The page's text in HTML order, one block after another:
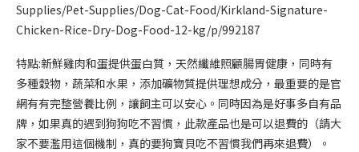
Supplies/Pet-Supplies/Dog-Cat-Food/Kirkland-Signature-
Chicken-Rice-Dry-Dog-Food-12-kg/p/992187
特點:新鮮雞肉和蛋提供蛋白質，天然纖維照顧腸胃健康，同時有
多種穀物，蔬菜和水果，添加礦物質提供理想成分，最重要的是官
網有有完整營養比例，讓飼主可以安心。同時因為是好事多自有品
牌，如果真的遇到狗狗吃不習慣，此款產品也是可以退費的（請大
家不要濫用這個機制，真的要狗寶貝吃不習慣我們再來退費）。